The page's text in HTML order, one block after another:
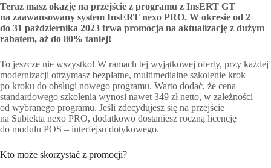
Teraz masz okazję na przejście z programu z InsERT GT
na zaawansowany system InsERT nexo PRO. W okresie od 2
do 31 października 2023 trwa promocja na aktualizację z dużym
rabatem, aż do 80% taniej!
To jeszcze nie wszystko! W ramach tej wyjątkowej oferty, przy każdej
modernizacji otrzymasz bezpłatne, multimedialne szkolenie krok
po kroku do obsługi nowego programu. Warto dodać, że cena
standardowego szkolenia wynosi nawet 349 zł netto, w zależności
od wybranego programu. Jeśli zdecydujesz się na przejście
na Subiekta nexo PRO, dodatkowo dostaniesz roczną licencję
do modułu POS – interfejsu dotykowego.
Kto może skorzystać z promocji?